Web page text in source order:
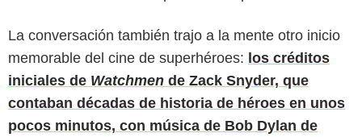
La conversación también trajo a la mente otro inicio
memorable del cine de superhéroes: los créditos
iniciales de Watchmen de Zack Snyder, que
contaban décadas de historia de héroes en unos
pocos minutos, con música de Bob Dylan de